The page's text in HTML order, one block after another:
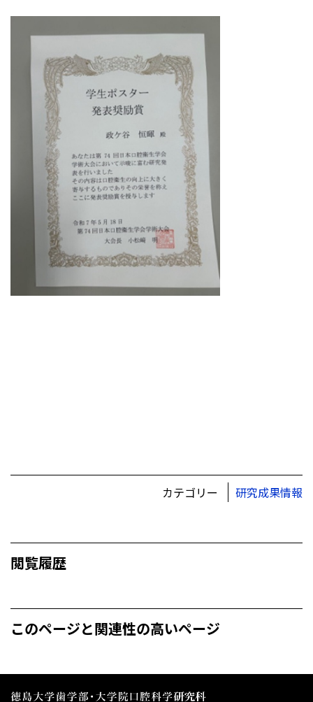
カテゴリー 研究成果情報
閲覧履歴
このページと関連性の高いページ